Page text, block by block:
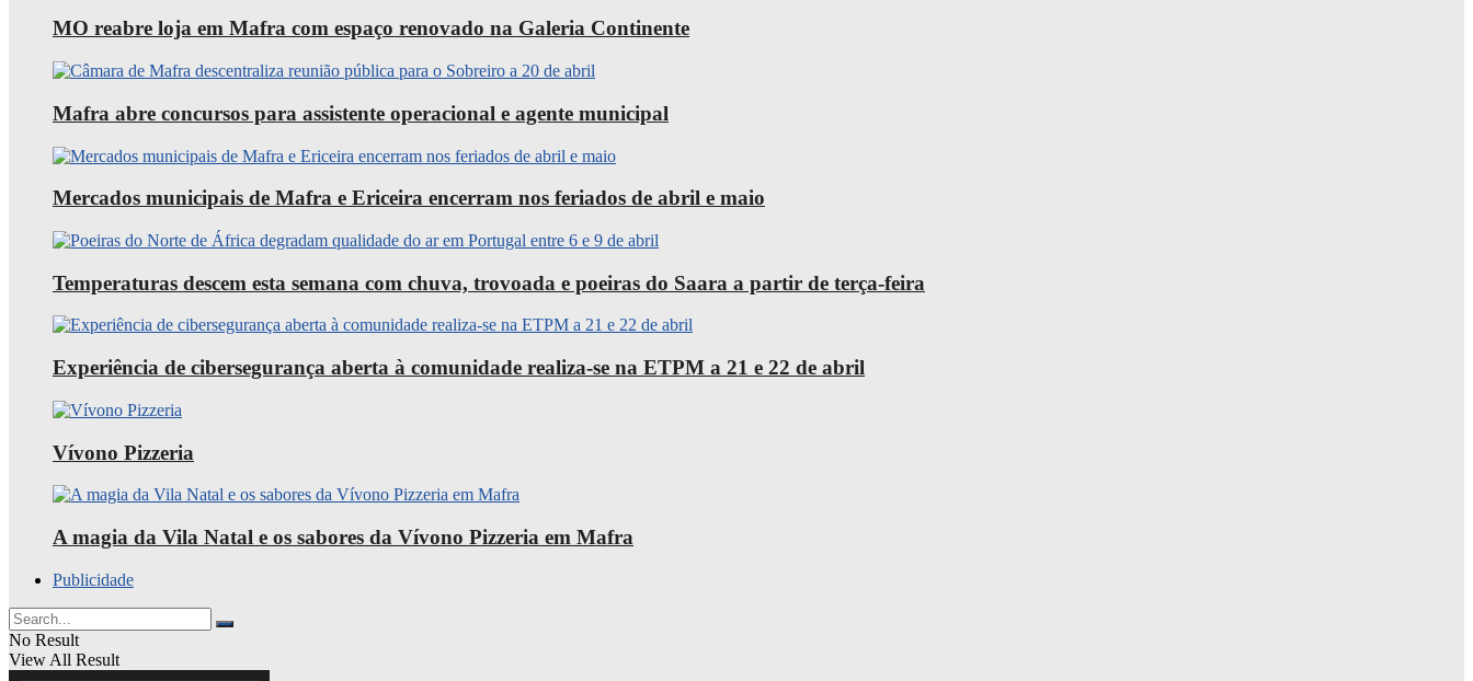
MO reabre loja em Mafra com espaço renovado na Galeria Continente
Mafra abre concursos para assistente operacional e agente municipal
Mercados municipais de Mafra e Ericeira encerram nos feriados de abril e maio
Temperaturas descem esta semana com chuva, trovoada e poeiras do Saara a partir de terça-feira
Experiência de cibersegurança aberta à comunidade realiza-se na ETPM a 21 e 22 de abril
Vívono Pizzeria
A magia da Vila Natal e os sabores da Vívono Pizzeria em Mafra
Publicidade
No Result
View All Result